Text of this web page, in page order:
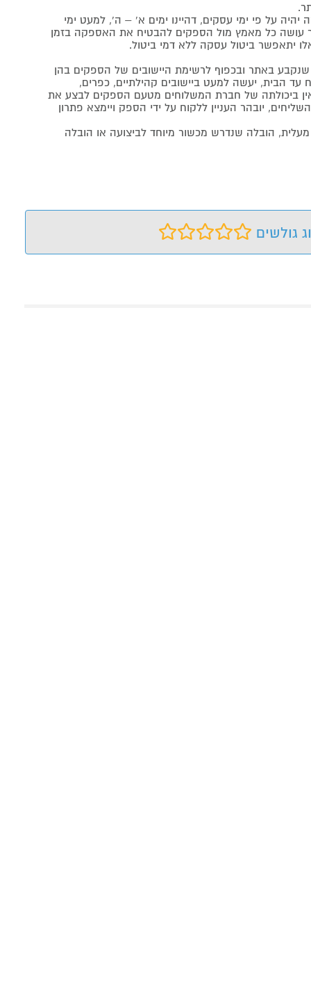
על פי ימי עסקים, דהיינו ימים א' – ה', למעט ימי
עושה כל מאמץ מול הספקים להבטיח את האספקה בזמן
יתאפשר ביטול עסקה ללא דמי ביטול.
באתר ובכפוף לרשימת היישובים של הספקים בהן
עד הבית, יעשה למעט ביישובים קהילתיים, כפרים,
ואין ביכולתה של חברת המשלוחים מטעם הספקים לבצע את
יובהר העניין ללקוח על ידי הספק ויימצא פתרון
הובלה שנדרש מכשור מיוחד לביצועה או הובלה
גולשים